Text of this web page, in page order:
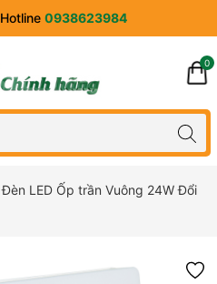
Hotline 0938623984
0
Đèn LED Ốp trần Vuông 24W Đổi